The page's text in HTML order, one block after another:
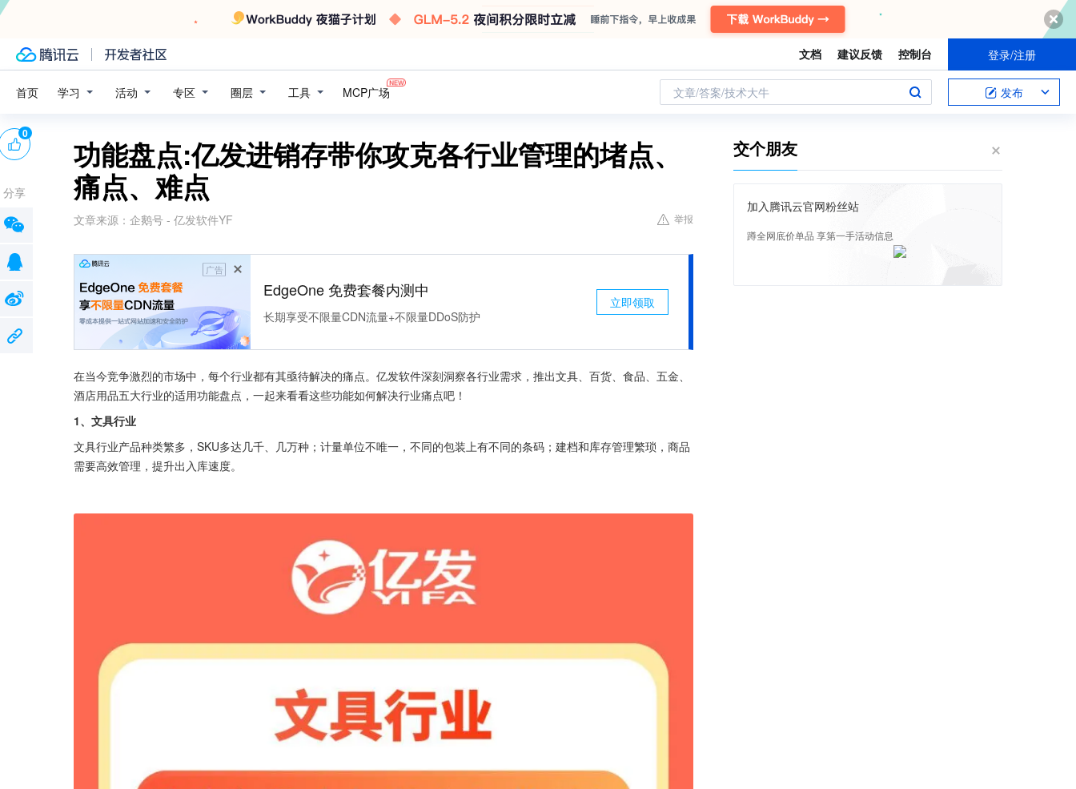
文档 建议反馈 控制台 登录/注册
首页 学习 活动 专区 圈层 工具 MCP广场 文章/答案/技术大牛 发布
功能盘点:亿发进销存带你攻克各行业管理的堵点、
痛点、难点
文章来源： 企鹅号 - 亿发软件YF 举报
广告
EdgeOne 免费套餐内测中
长期享受不限量CDN流量+不限量DDoS防护
立即领取
在当今竞争激烈的市场中，每个行业都有其亟待解决的痛点。亿发软件深刻洞察各行业需求，推出文具、百货、食品、五金、
酒店用品五大行业的适用功能盘点，一起来看看这些功能如何解决行业痛点吧！
1、文具行业
文具行业产品种类繁多，SKU多达几千、几万种；计量单位不唯一，不同的包装上有不同的条码；建档和库存管理繁琐，商品
需要高效管理，提升出入库速度。
0
分享
交个朋友
加入腾讯云官网粉丝站
蹲全网底价单品 享第一手活动信息